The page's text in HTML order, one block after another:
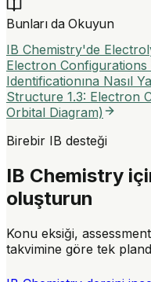
Bunları da Okuyun
IB Chemistry'de
Electron
Identificationına Nasıl
Structure 1.3: Electron
Orbital Diagram)
Birebir IB desteği
IB Chemistry
oluşturun
Konu eksiği,
takvimine göre tek